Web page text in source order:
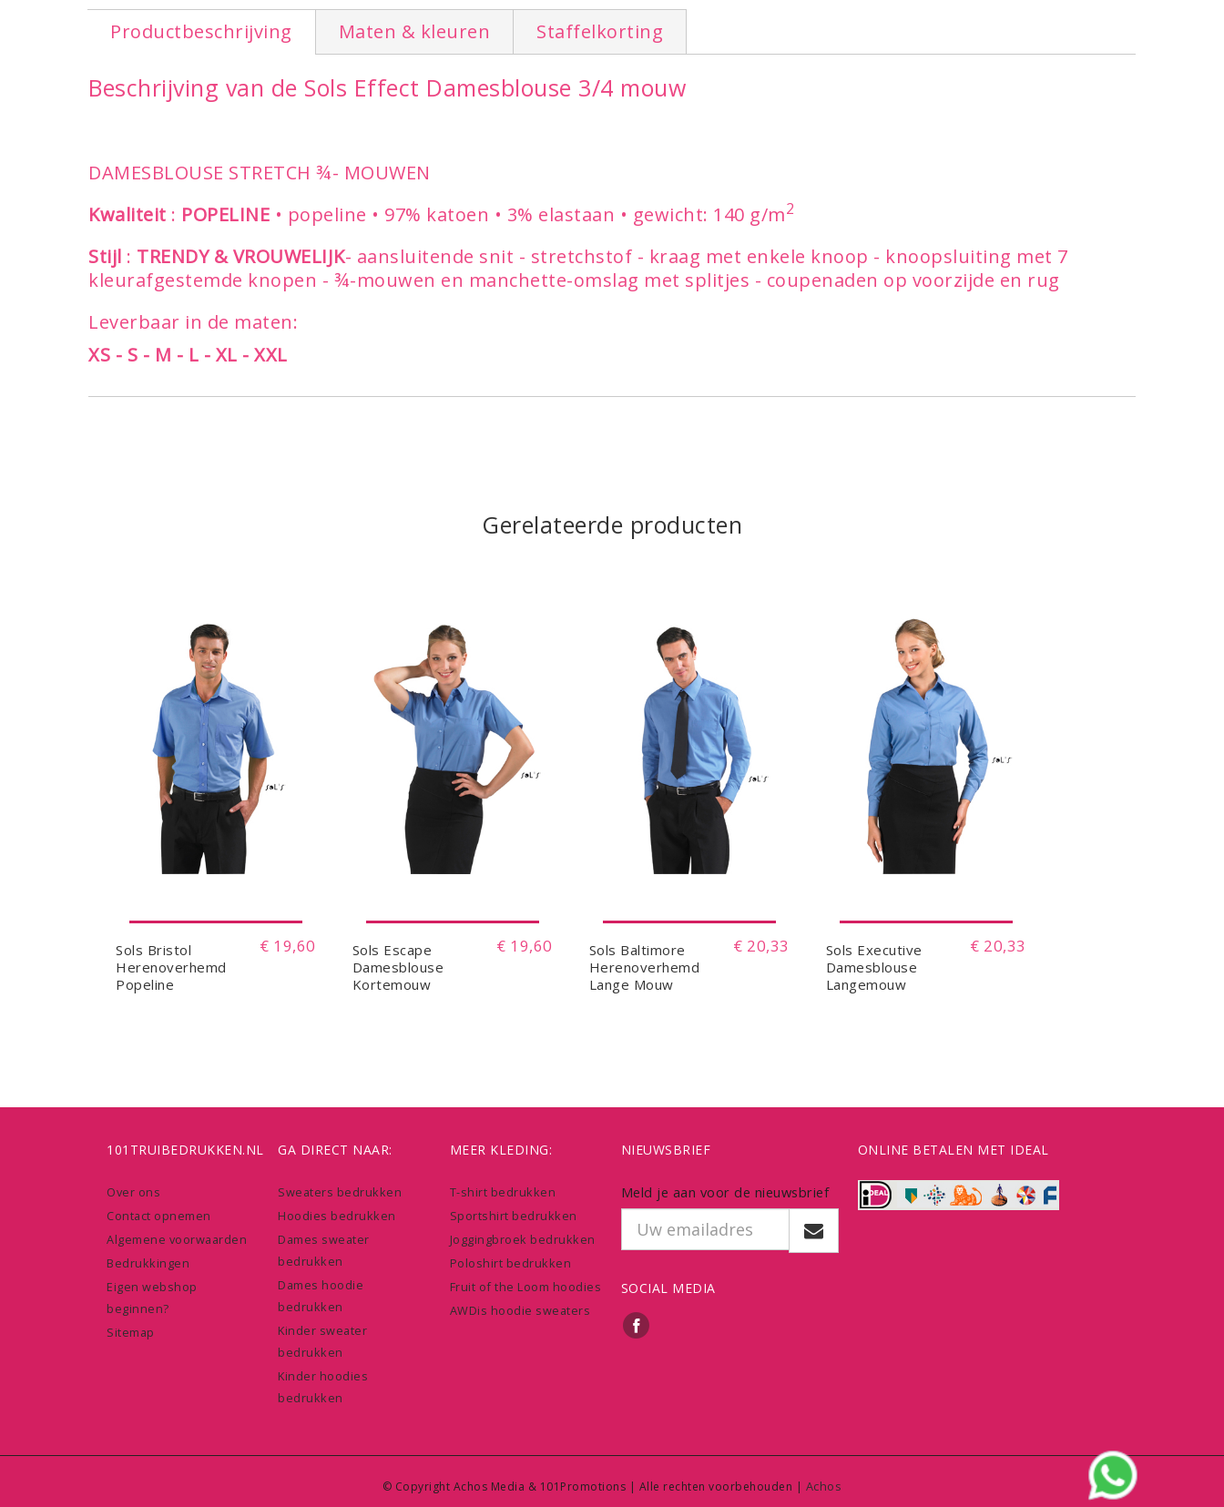
Productbeschrijving Maten & kleuren Staffelkorting
Beschrijving van de Sols Effect Damesblouse 3/4 mouw
DAMESBLOUSE STRETCH ¾- MOUWEN
Kwaliteit : POPELINE • popeline • 97% katoen • 3% elastaan • gewicht: 140 g/m2
Stijl : TRENDY & VROUWELIJK- aansluitende snit - stretchstof - kraag met enkele knoop - knoopsluiting met 7
kleurafgestemde knopen - ¾-mouwen en manchette-omslag met splitjes - coupenaden op voorzijde en rug
Leverbaar in de maten:
XS - S - M - L - XL - XXL
Gerelateerde producten
Sols Bristol
Herenoverhemd
Popeline
€ 19,60
Sols Escape
Damesblouse
Kortemouw
€ 19,60
Sols Baltimore
Herenoverhemd
Lange Mouw
€ 20,33
Sols Executive
Damesblouse
Langemouw
€ 20,33
101TRUIBEDRUKKEN.NL
Over ons
Contact opnemen
Algemene voorwaarden
Bedrukkingen
Eigen webshop
beginnen?
Sitemap
GA DIRECT NAAR:
Sweaters bedrukken
Hoodies bedrukken
Dames sweater
bedrukken
Dames hoodie
bedrukken
Kinder sweater
bedrukken
Kinder hoodies
bedrukken
MEER KLEDING:
T-shirt bedrukken
Sportshirt bedrukken
Joggingbroek bedrukken
Poloshirt bedrukken
Fruit of the Loom hoodies
AWDis hoodie sweaters
NIEUWSBRIEF
Meld je aan voor de nieuwsbrief
SOCIAL MEDIA
ONLINE BETALEN MET IDEAL
© Copyright Achos Media & 101Promotions | Alle rechten voorbehouden | Achos